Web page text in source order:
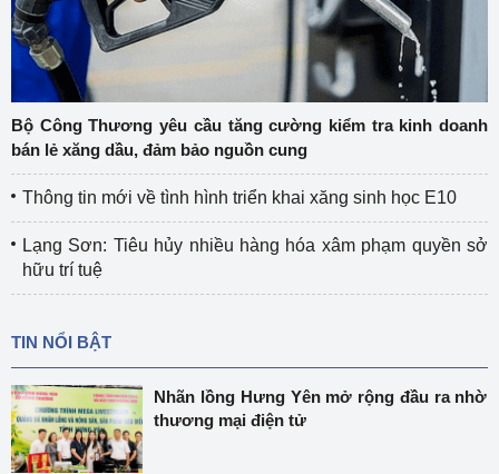
Bộ Công Thương yêu cầu tăng cường kiểm tra kinh doanh
bán lẻ xăng dầu, đảm bảo nguồn cung
Thông tin mới về tình hình triển khai xăng sinh học E10
Lạng Sơn: Tiêu hủy nhiều hàng hóa xâm phạm quyền sở
hữu trí tuệ
TIN NỔI BẬT
Nhãn lồng Hưng Yên mở rộng đầu ra nhờ
thương mại điện tử